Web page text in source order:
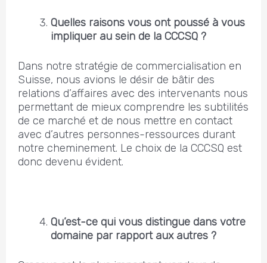
Quelles raisons vous ont poussé à vous
impliquer au sein de la CCCSQ ?
Dans notre stratégie de commercialisation en
Suisse, nous avions le désir de bâtir des
relations d’affaires avec des intervenants nous
permettant de mieux comprendre les subtilités
de ce marché et de nous mettre en contact
avec d’autres personnes-ressources durant
notre cheminement. Le choix de la CCCSQ est
donc devenu évident.
Qu’est-ce qui vous distingue dans votre
domaine par rapport aux autres ?